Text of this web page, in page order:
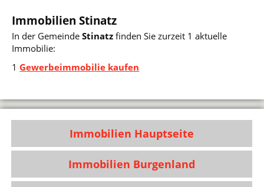
Immobilien Stinatz
In der GemeindeStinatz finden Sie zurzeit 1 aktuelle
Immobilie:
1Gewerbeimmobilie kaufen
Immobilien Hauptseite
Immobilien Burgenland